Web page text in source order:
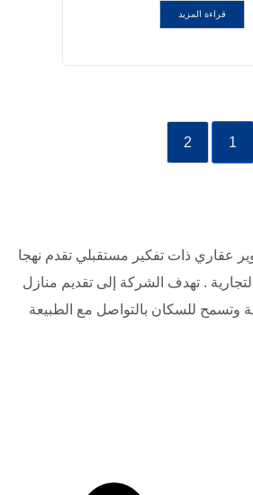
قراءة المزيد
1
2
عقاري ذات تفكير مستقبلي تقدم نهجا
. تهدف الشركة إلى تقديم منازل
وتسمح للسكان بالتواصل مع الطبيعة